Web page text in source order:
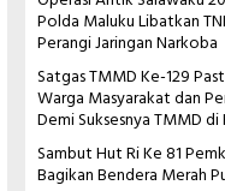
Polda Maluku Libatkan
Perangi Jaringan Narkoba
Satgas TMMD Ke-129
Warga Masyarakat dan
Demi Suksesnya TMMD
Sambut Hut Ri Ke 81
Bagikan Bendera Merah